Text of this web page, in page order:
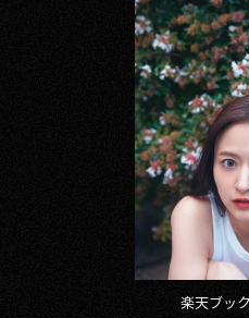
楽天ブッ